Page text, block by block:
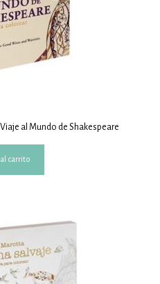
al Mundo de Shakespeare
carrito